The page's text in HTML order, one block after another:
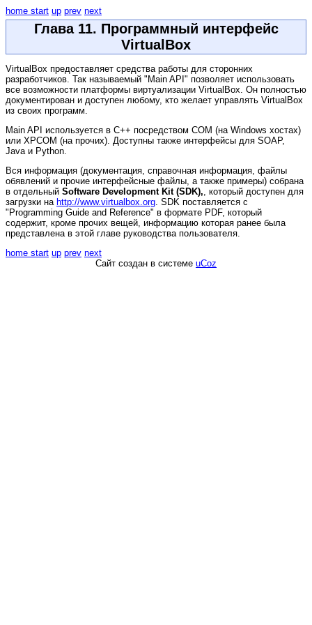
home start up prev next
Глава 11. Программный интерфейс
VirtualBox
VirtualBox предоставляет средства работы для сторонних
разработчиков. Так называемый "Main API" позволяет использовать
все возможности платформы виртуализации VirtualBox. Он полностью
документирован и доступен любому, кто желает управлять VirtualBox
из своих программ.
Main API используется в C++ посредством COM (на Windows хостах)
или XPCOM (на прочих). Доступны также интерфейсы для SOAP,
Java и Python.
Вся информация (документация, справочная информация, файлы
обявлений и прочие интерфейсные файлы, а также примеры) собрана
в отдельный Software Development Kit (SDK),, который доступен для
загрузки на http://www.virtualbox.org. SDK поставляется с
"Programming Guide and Reference" в формате PDF, который
содержит, кроме прочих вещей, информацию которая ранее была
представлена в этой главе руководства пользователя.
home start up prev next
Сайт создан в системе uCoz